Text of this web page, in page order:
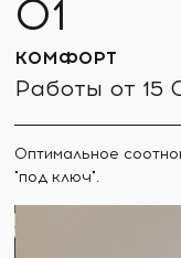
КОМФОРТ
Работы от 15
Оптимальное
"под ключ".